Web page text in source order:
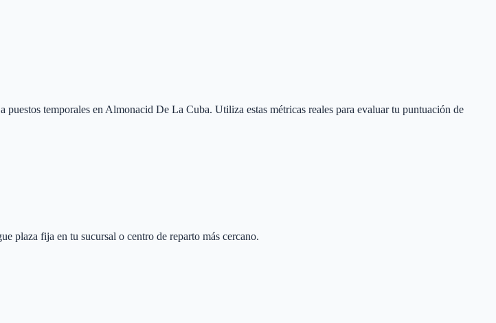
puestos temporales en Almonacid De La Cuba. Utiliza estas métricas reales para evaluar tu puntuación de
plaza fija en tu sucursal o centro de reparto más cercano.